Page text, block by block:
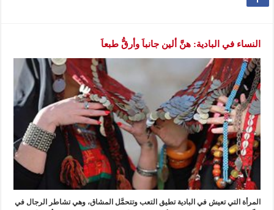
النساء في البادية: هنَّ ألين جانباَ وأرقُّ طبعاَ
المرأة التي تعيش في البادية تطيق التعب وتتحمَّل المشاق، وهي تشاطر الرجال في